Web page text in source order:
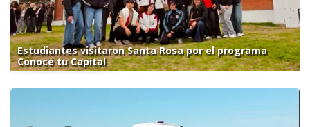
Estudiantes visitaron Santa Rosa por el programa
Conocé tu Capital